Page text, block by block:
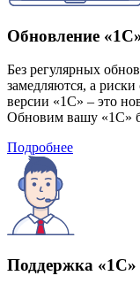
Обновление
Без регулярных
замедляются, а
версии «1С» – это
Обновим вашу «1С»
Подробнее
Поддержка «1С»